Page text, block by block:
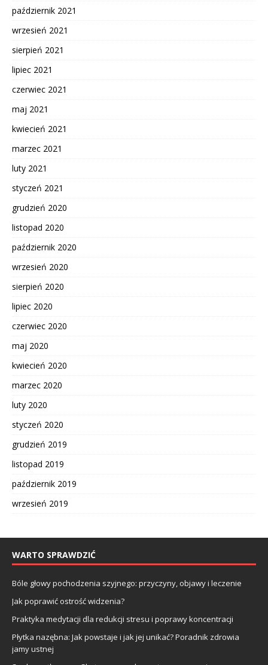
październik 2021
wrzesień 2021
sierpień 2021
lipiec 2021
czerwiec 2021
maj 2021
kwiecień 2021
marzec 2021
luty 2021
styczeń 2021
grudzień 2020
listopad 2020
październik 2020
wrzesień 2020
sierpień 2020
lipiec 2020
czerwiec 2020
maj 2020
kwiecień 2020
marzec 2020
luty 2020
styczeń 2020
grudzień 2019
listopad 2019
październik 2019
wrzesień 2019
WARTO SPRAWDZIĆ
Bóle głowy pochodzenia szyjnego: przyczyny, objawy i leczenie
Jak poprawić ostrość widzenia?
Praktyka medytacji dla redukcji stresu i poprawy koncentracji
Płytka nazębna: Jak powstaje i jak jej unikać? Poradnik zdrowia
jamy ustnej